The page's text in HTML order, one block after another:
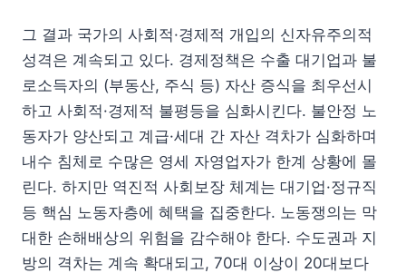
그 결과 국가의 사회적·경제적 개입의 신자유주의적
성격은 계속되고 있다. 경제정책은 수출 대기업과 불
로소득자의 (부동산, 주식 등) 자산 증식을 최우선시
하고 사회적·경제적 불평등을 심화시킨다. 불안정 노
동자가 양산되고 계급·세대 간 자산 격차가 심화하며
내수 침체로 수많은 영세 자영업자가 한계 상황에 몰
린다. 하지만 역진적 사회보장 체계는 대기업·정규직
등 핵심 노동자층에 혜택을 집중한다. 노동쟁의는 막
대한 손해배상의 위험을 감수해야 한다. 수도권과 지
방의 격차는 계속 확대되고, 70대 이상이 20대보다